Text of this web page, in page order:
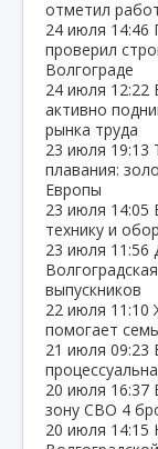
отметил
24 июля 14:46
проверил
Волгограде
24 июля 12:22
активно
рынка труда
23 июля 19:13
плавания:
Европы
23 июля 14:05
технику и
23 июля 11:56
выпускников
22 июля 11:10
помогает
21 июля 09:23
20 июля 16:37
зону СВО 4
20 июля 14:15